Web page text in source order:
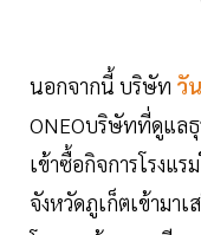
นอกจากนี้ บริษัท วั
ONEOบริษัทที่ดูแลธุ
เข้าซื้อกิจการโรงแร
จังหวัดภูเก็ตเข้ามา